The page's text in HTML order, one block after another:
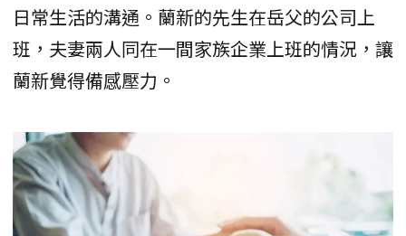
日常生活的溝通。蘭新的先生在岳父的公司上
班，夫妻兩人同在一間家族企業上班的情況，讓
蘭新覺得備感壓力。